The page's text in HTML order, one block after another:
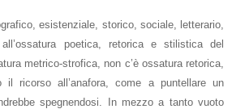
esistenziale, storico, sociale, letterario,
poetica, retorica e stilistica del
metrico-strofica, non c’è ossatura retorica,
ricorso all’anafora, come a puntellare un
spegnendosi. In mezzo a tanto vuoto